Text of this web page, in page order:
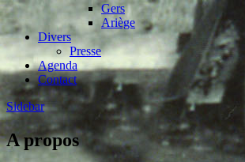
Gers
Ariège
Divers
Presse
Agenda
Contact
Sidebar
A propos